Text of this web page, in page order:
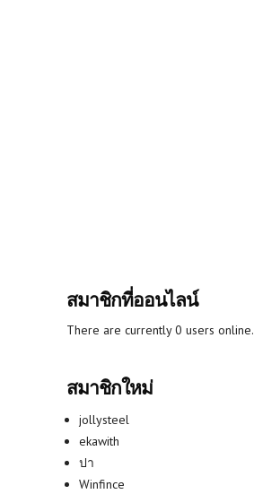
สมาชิกที่ออนไลน์
There are currently 0 users online.
สมาชิกใหม่
jollysteel
ekawith
ปา
Winfince